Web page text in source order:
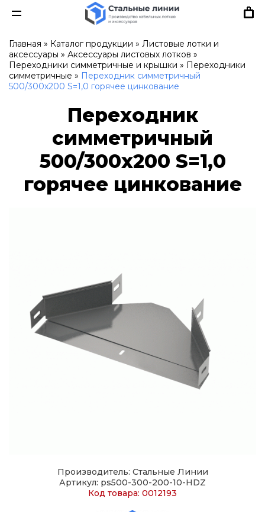
Главная » Каталог продукции » Листовые лотки и
аксессуары » Аксессуары листовых лотков »
Переходники симметричные и крышки » Переходники
симметричные » Переходник симметричный
500/300х200 S=1,0 горячее цинкование
Переходник
симметричный
500/300х200 S=1,0
горячее цинкование
Производитель: Стальные Линии
Артикул: ps500-300-200-10-HDZ
Код товара: 0012193